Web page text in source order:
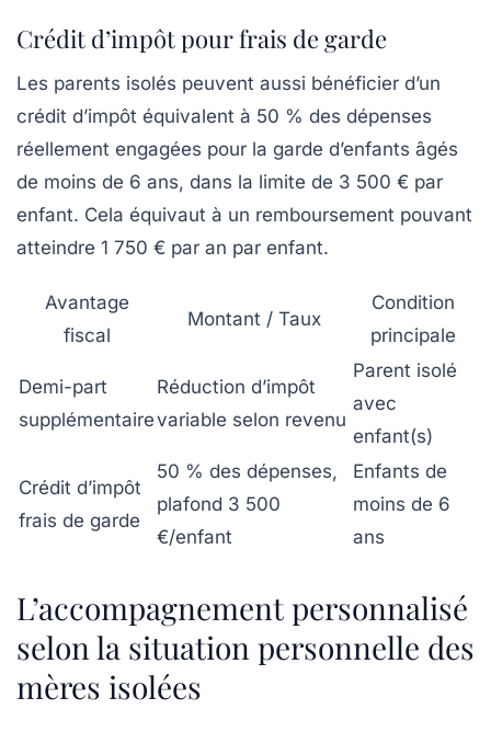
Crédit d’impôt pour frais de garde
Les parents isolés peuvent aussi bénéficier d’un
crédit d’impôt équivalent à 50 % des dépenses
réellement engagées pour la garde d’enfants âgés
de moins de 6 ans, dans la limite de 3 500 € par
enfant. Cela équivaut à un remboursement pouvant
atteindre 1 750 € par an par enfant.
Avantage
fiscal
Montant / Taux
Condition
principale
Demi-part
supplémentaire
Réduction d’impôt
variable selon revenu
Parent isolé
avec
enfant(s)
Crédit d’impôt
frais de garde
50 % des dépenses,
plafond 3 500
€/enfant
Enfants de
moins de 6
ans
L’accompagnement personnalisé
selon la situation personnelle des
mères isolées